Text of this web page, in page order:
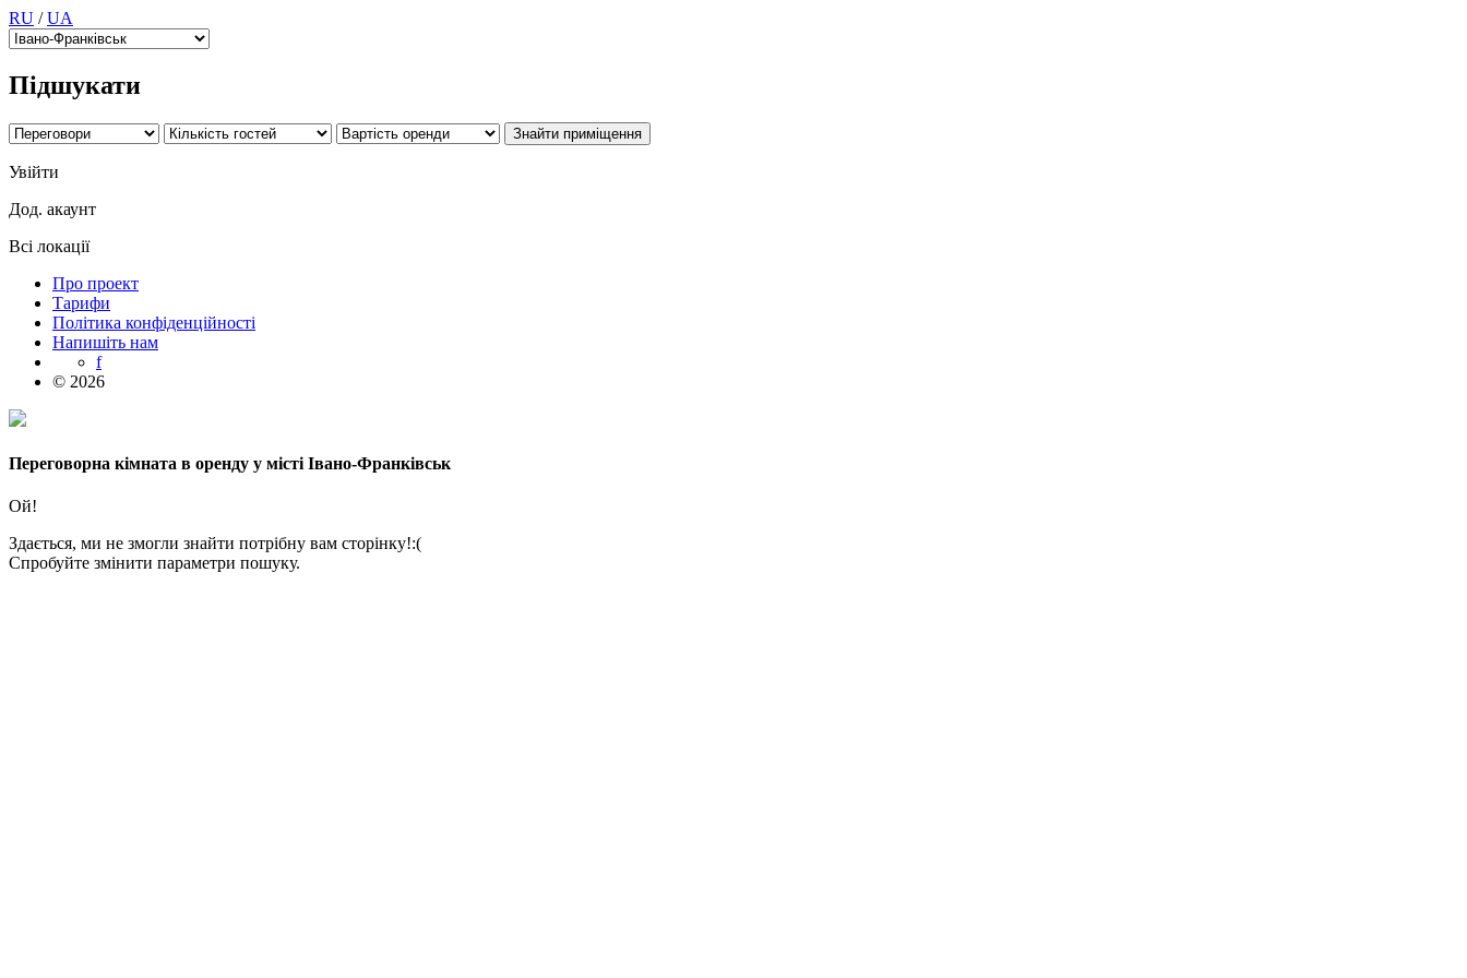
RU /UA
Підшукати
Увійти
Дод. акаунт
Всі локації
Про проект
Тарифи
Політика конфіденційності
Напишіть нам
f
© 2026
Переговорна кімната в оренду у місті Івано-Франківськ
Ой!
Здається, ми не змогли знайти потрібну вам сторінку!:(
Спробуйте змінити параметри пошуку.